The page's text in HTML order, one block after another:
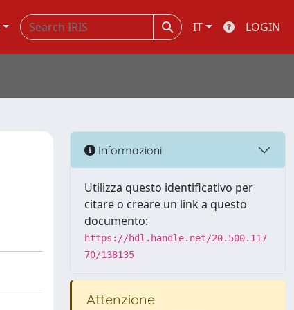
IT LOGIN
Informazioni
Utilizza questo identificativo per
citare o creare un link a questo
documento:
https://hdl.handle.net/20.500.117
70/138135
Attenzione